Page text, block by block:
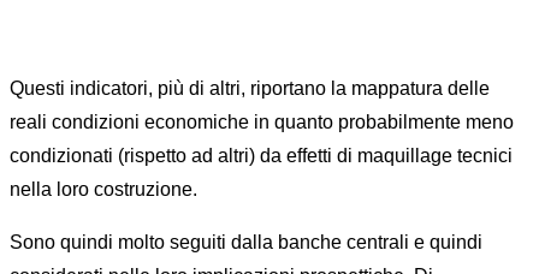
Questi indicatori, più di altri, riportano la mappatura delle
reali condizioni economiche in quanto probabilmente meno
condizionati (rispetto ad altri) da effetti di maquillage tecnici
nella loro costruzione.
Sono quindi molto seguiti dalla banche centrali e quindi